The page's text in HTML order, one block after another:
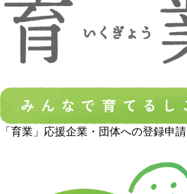
「育業」応援企業・団体への登録申請